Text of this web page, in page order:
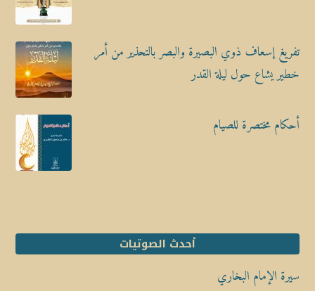
تفريغ إسعاف ذوي البصيرة والبصر بالتحذير من أمر
خطير يشاع حول ليلة القدر
أحكام مختصرة للصيام
أحدث الصوتيات
سيرة الإمام البخاري